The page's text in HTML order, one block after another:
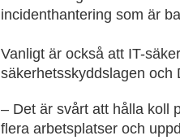
incidenthantering som är
Vanligt är också att IT-
säkerhetsskyddslagen och
– Det är svårt att hålla koll
flera arbetsplatser och